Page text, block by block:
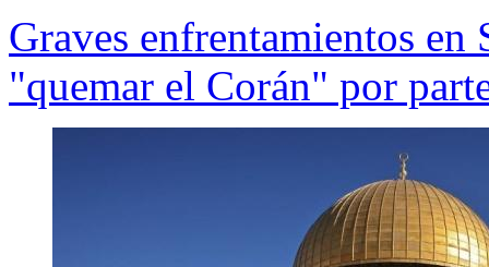
Graves enfrentamientos en
"quemar el Corán" por